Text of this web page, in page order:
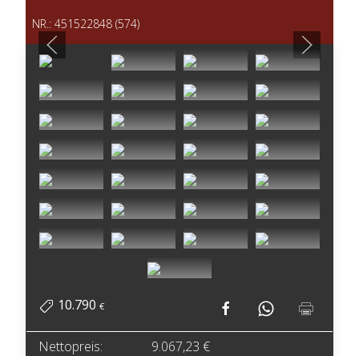
NR.: 451522848 (574)
10.790 €
Nettopreis:
9.067,23 €